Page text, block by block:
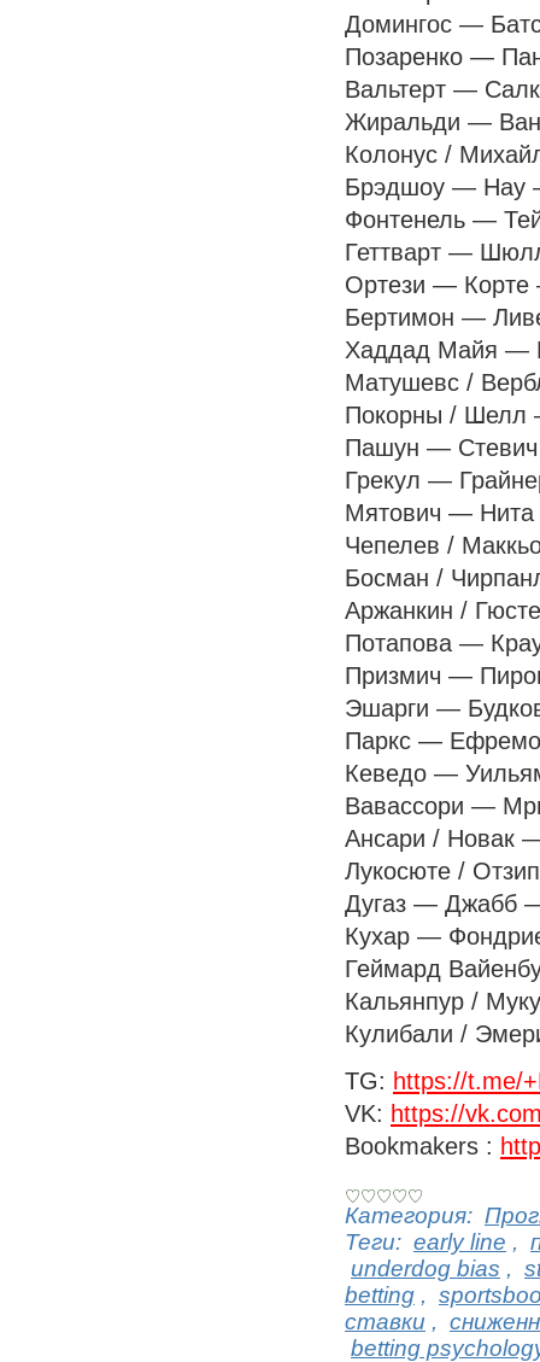
Домингос —
Позаренко —
Вальтерт —
Жиральди —
Колонус /
Брэдшоу — Нау
Фонтенель —
Геттварт —
Ортези — Корте
Бертимон —
Хаддад Майя —
Матушевс /
Покорны / Шелл
Пашун —
Грекул —
Мятович —
Чепелев /
Босман /
Аржанкин /
Потапова —
Призмич —
Эшарги —
Паркс —
Кеведо —
Вавассори —
Ансари / Новак
Лукосюте /
Дугаз — Джабб
Кухар —
Геймард
Кальянпур /
Кулибали /
TG: https://t.me/
VK: https://
Bookmakers :
Категория:
Теги: early line ,
underdog bias ,
betting ,
ставки ,
betting